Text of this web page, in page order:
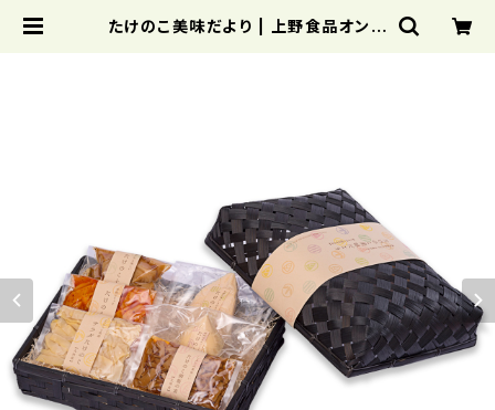
たけのこ美味だより | 上野食品オンラ